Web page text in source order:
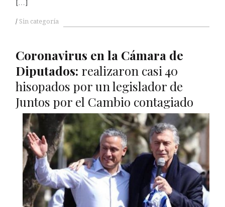
[…]
Sin categoría
Coronavirus en la Cámara de
Diputados: realizaron casi 40
hisopados por un legislador de
Juntos por el Cambio contagiado